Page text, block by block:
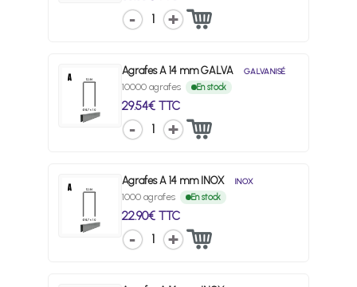
1
Agrafes A 14 mm GALVA GALVANISÉ
10000 agrafes En stock
29.54€ TTC
1
Agrafes A 14 mm INOX INOX
1000 agrafes En stock
22.90€ TTC
1